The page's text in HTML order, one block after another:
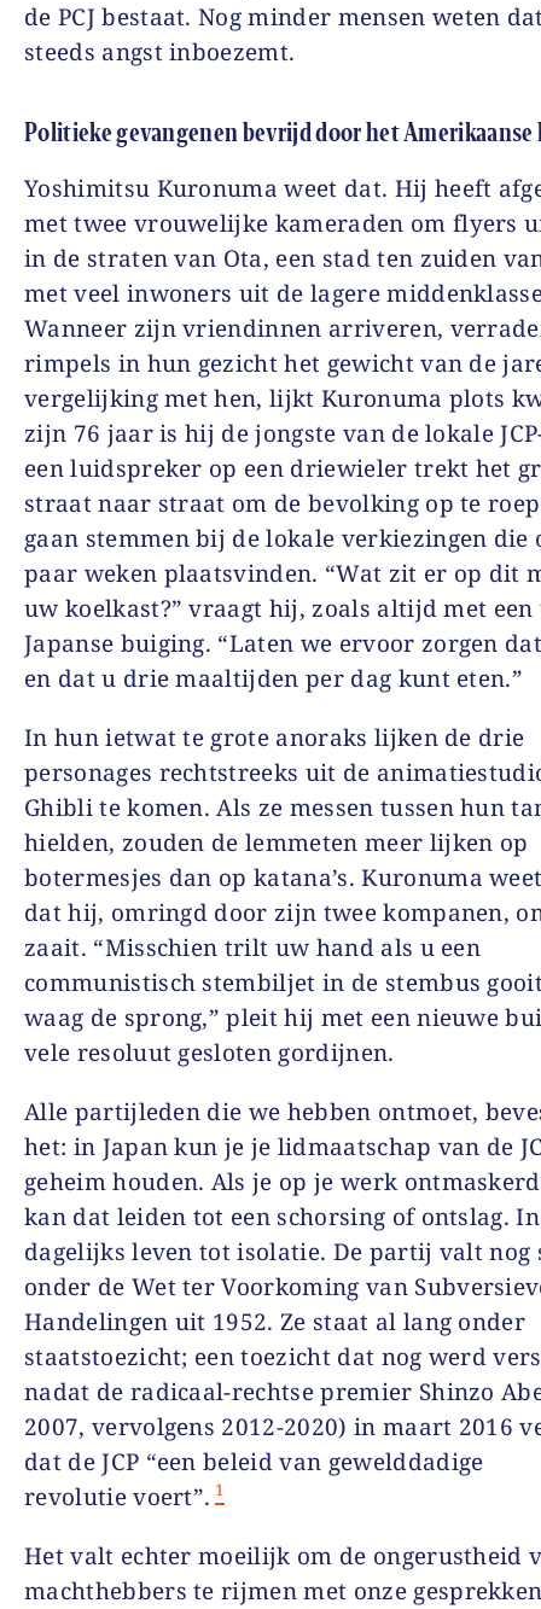
de PCJ bestaat. Nog minder mensen weten
steeds angst inboezemt.
Politieke gevangenen bevrijd door het Amerikaanse
Yoshimitsu Kuronuma weet dat. Hij heeft
met twee vrouwelijke kameraden om flyers
in de straten van Ota, een stad ten zuiden
met veel inwoners uit de lagere
Wanneer zijn vriendinnen arriveren,
rimpels in hun gezicht het gewicht van de
vergelijking met hen, lijkt Kuronuma plots
zijn 76 jaar is hij de jongste van de lokale
een luidspreker op een driewieler trekt het
straat naar straat om de bevolking op te
gaan stemmen bij de lokale verkiezingen die
paar weken plaatsvinden. “Wat zit er op dit
uw koelkast?” vraagt hij, zoals altijd met
Japanse buiging. “Laten we ervoor zorgen
en dat u drie maaltijden per dag kunt eten.”
In hun ietwat te grote anoraks lijken de drie
personages rechtstreeks uit de
Ghibli te komen. Als ze messen tussen hun
hielden, zouden de lemmeten meer lijken op
botermesjes dan op katana’s. Kuronuma
dat hij, omringd door zijn twee kompanen,
zaait. “Misschien trilt uw hand als u een
communistisch stembiljet in de stembus
waag de sprong,” pleit hij met een nieuwe
vele resoluut gesloten gordijnen.
Alle partijleden die we hebben ontmoet,
het: in Japan kun je je lidmaatschap van de
geheim houden. Als je op je werk
kan dat leiden tot een schorsing of ontslag.
dagelijks leven tot isolatie. De partij valt nog
onder de Wet ter Voorkoming van
Handelingen uit 1952. Ze staat al lang onder
staatstoezicht; een toezicht dat nog werd
nadat de radicaal-rechtse premier Shinzo
2007, vervolgens 2012-2020) in maart 2016
dat de JCP “een beleid van gewelddadige
revolutie voert”. 1
Het valt echter moeilijk om de ongerustheid
machthebbers te rijmen met onze